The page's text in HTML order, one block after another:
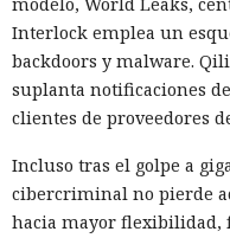
modelo, World Leaks,
Interlock emplea un
backdoors y malware.
suplanta notificaciones
clientes de proveedores
Incluso tras el golpe a
cibercriminal no pierde
hacia mayor flexibilidad,